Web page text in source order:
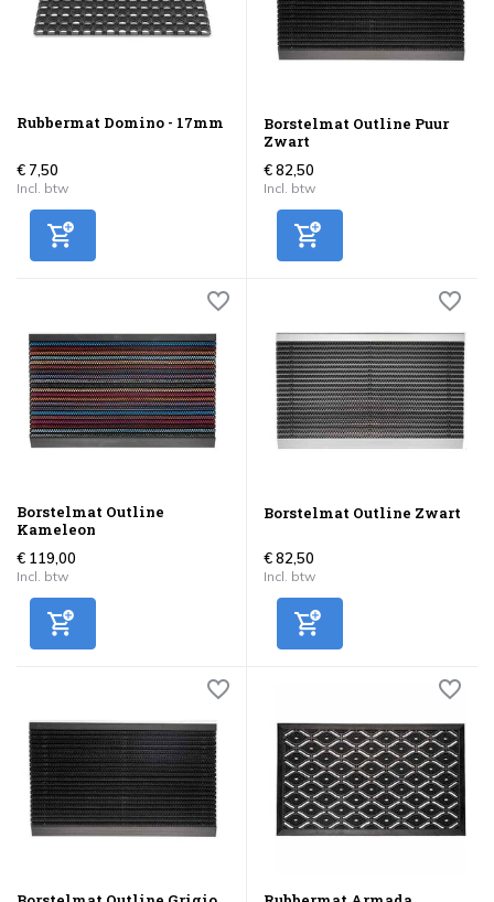
Rubbermat Domino - 17mm
€ 7,50
Incl. btw
Borstelmat Outline Puur
Zwart
€ 82,50
Incl. btw
Borstelmat Outline
Kameleon
€ 119,00
Incl. btw
Borstelmat Outline Zwart
€ 82,50
Incl. btw